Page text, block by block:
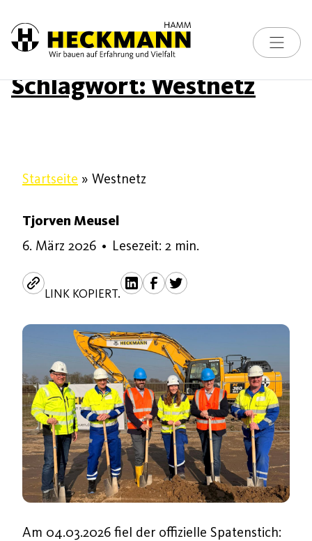
Skip to content
Toggle
Schlagwort:Westnetz
Startseite » Westnetz
Tjorven Meusel
6. März 20266. März 2026
• Lesezeit: 2 min.
LINK KOPIERT.
Am 04.03.2026 fiel der offizielle Spatenstich: